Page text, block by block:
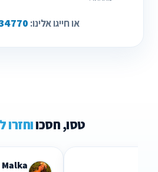
או חייגו אלינו:
טסו, חסכווחזרו